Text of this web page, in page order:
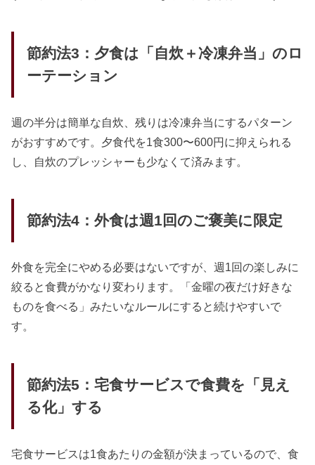
節約法3：夕食は「自炊＋冷凍弁当」のロ
ーテーション
週の半分は簡単な自炊、残りは冷凍弁当にするパターン
がおすすめです。夕食代を1食300〜600円に抑えられる
し、自炊のプレッシャーも少なくて済みます。
節約法4：外食は週1回のご褒美に限定
外食を完全にやめる必要はないですが、週1回の楽しみに
絞ると食費がかなり変わります。「金曜の夜だけ好きな
ものを食べる」みたいなルールにすると続けやすいで
す。
節約法5：宅食サービスで食費を「見え
る化」する
宅食サービスは1食あたりの金額が決まっているので、食